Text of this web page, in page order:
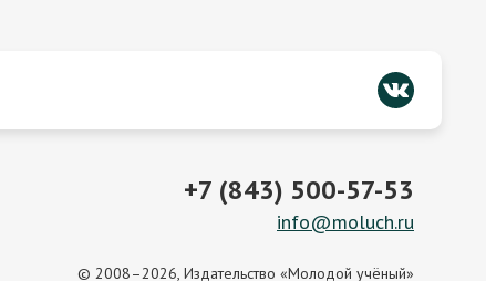
+7 (843) 500-57-53
info@moluch.ru
© 2008–2026, Издательство «Молодой учёный»